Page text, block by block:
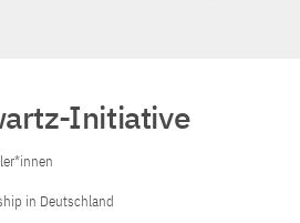
Initiative
in Deutschland